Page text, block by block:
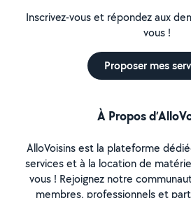
Inscrivez-vous et répondez aux
vous !
Proposer mes
À Propos
AlloVoisins est la plateforme
services et à la location de
vous ! Rejoignez notre
membres, professionnels et